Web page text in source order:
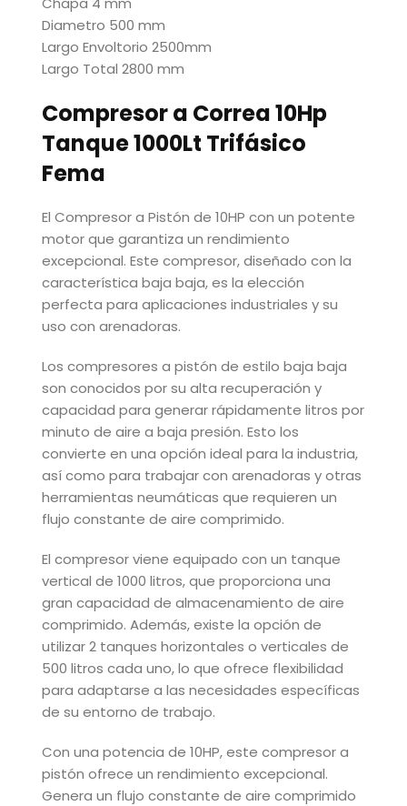
Diametro 500 mm
Largo Envoltorio 2500mm
Largo Total 2800 mm
Compresor a Correa 10Hp
Tanque 1000Lt Trifásico
Fema
El Compresor a Pistón de 10HP con un potente
motor que garantiza un rendimiento
excepcional. Este compresor, diseñado con la
característica baja baja, es la elección
perfecta para aplicaciones industriales y su
uso con arenadoras.
Los compresores a pistón de estilo baja baja
son conocidos por su alta recuperación y
capacidad para generar rápidamente litros por
minuto de aire a baja presión. Esto los
convierte en una opción ideal para la industria,
así como para trabajar con arenadoras y otras
herramientas neumáticas que requieren un
flujo constante de aire comprimido.
El compresor viene equipado con un tanque
vertical de 1000 litros, que proporciona una
gran capacidad de almacenamiento de aire
comprimido. Además, existe la opción de
utilizar 2 tanques horizontales o verticales de
500 litros cada uno, lo que ofrece flexibilidad
para adaptarse a las necesidades específicas
de su entorno de trabajo.
Con una potencia de 10HP, este compresor a
pistón ofrece un rendimiento excepcional.
Genera un flujo constante de aire comprimido